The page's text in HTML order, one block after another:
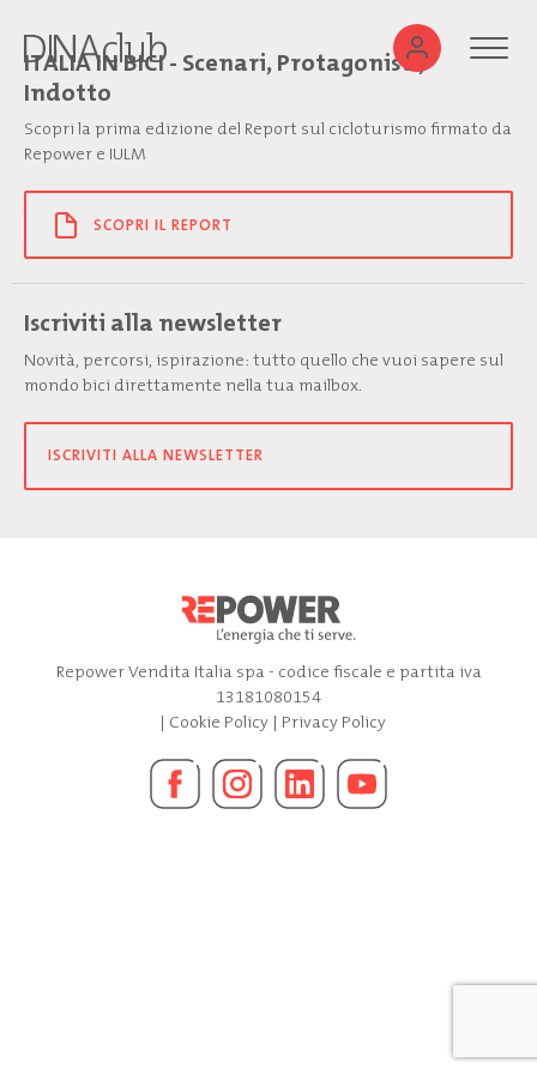
ITALIA IN BICI - Scenari, Protagonisti,
Indotto
Scopri la prima edizione del Report sul cicloturismo firmato da
Repower e IULM
SCOPRI IL REPORT
Iscriviti alla newsletter
Novità, percorsi, ispirazione: tutto quello che vuoi sapere sul
mondo bici direttamente nella tua mailbox.
ISCRIVITI ALLA NEWSLETTER
Repower Vendita Italia spa - codice fiscale e partita iva
13181080154
| Cookie Policy| Privacy Policy